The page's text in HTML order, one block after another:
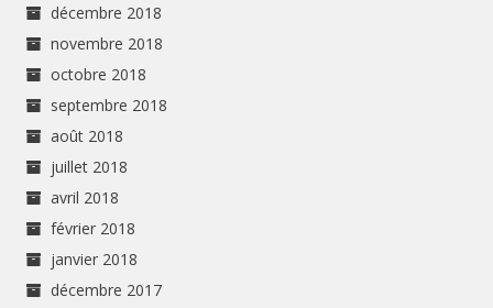
décembre 2018
novembre 2018
octobre 2018
septembre 2018
août 2018
juillet 2018
avril 2018
février 2018
janvier 2018
décembre 2017